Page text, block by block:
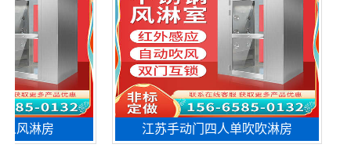
淋房 江苏手动门四人单吹吹淋房